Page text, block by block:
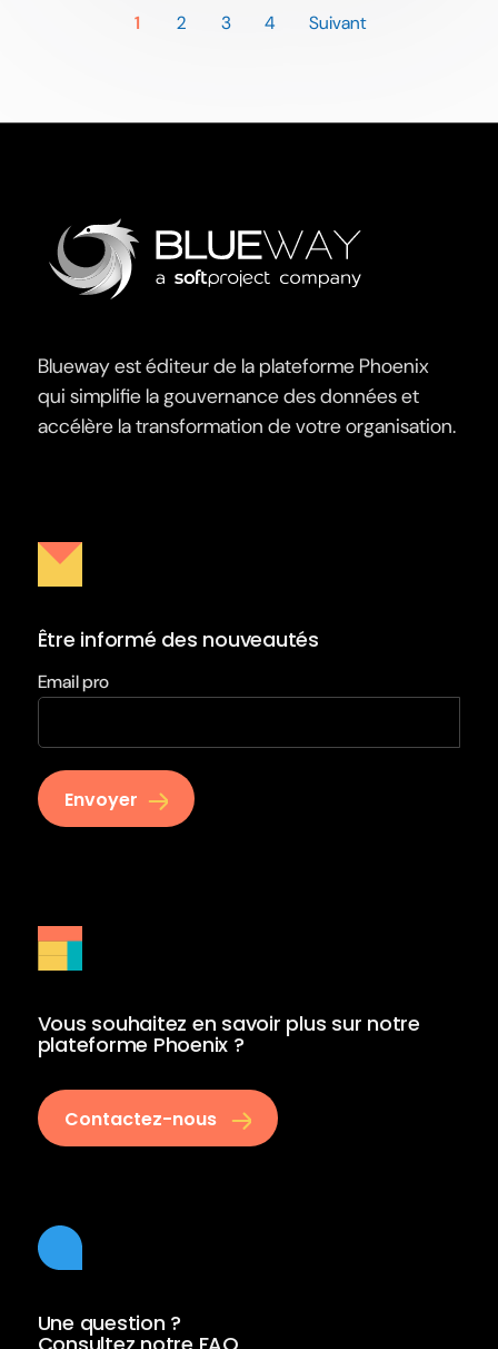
1 2 3 4 Suivant
Blueway est éditeur de la plateforme Phoenix
qui simplifie la gouvernance des données et
accélère la transformation de votre organisation.
Être informé des nouveautés
Email pro
Envoyer
Vous souhaitez en savoir plus sur notre
plateforme Phoenix ?
Contactez-nous
Une question ?